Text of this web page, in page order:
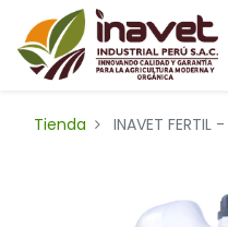
Tienda INAVET FERTIL